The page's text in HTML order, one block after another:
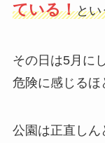
ている！とい
その日は5月に
危険に感じるほ
公園は正直しん